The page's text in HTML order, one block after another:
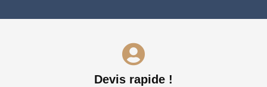
Devis rapide !